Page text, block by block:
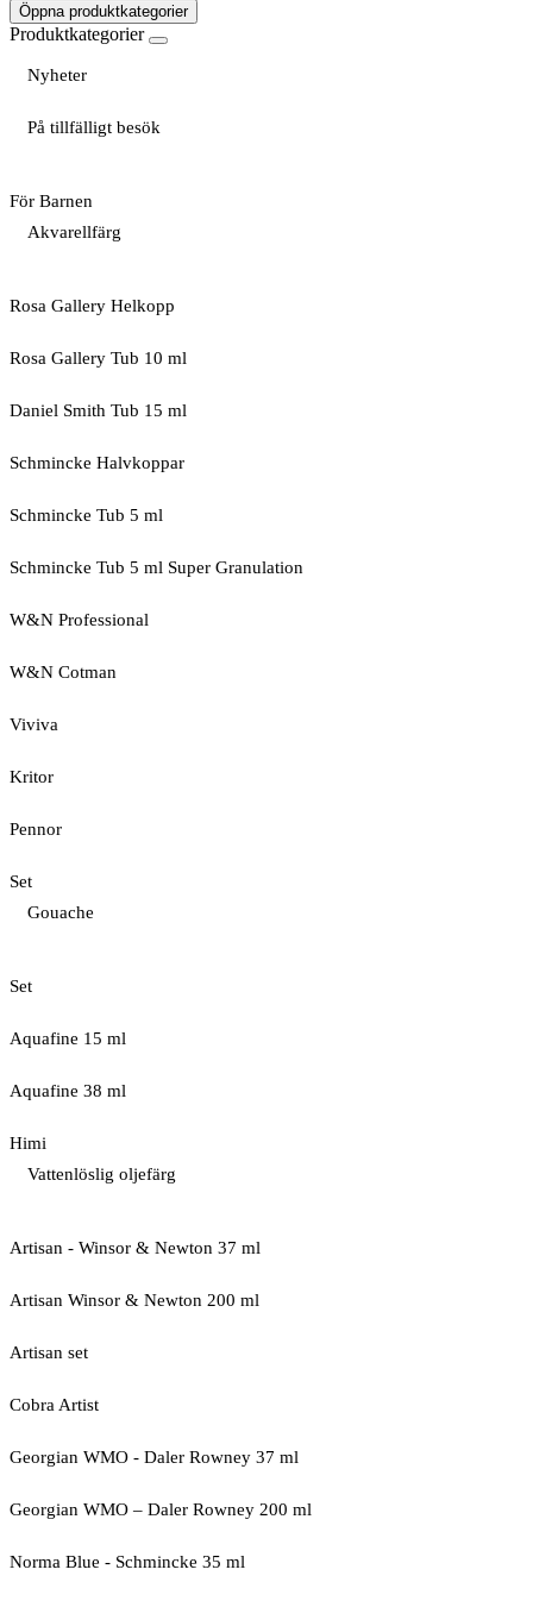
Öppna produktkategorier
Produktkategorier
Nyheter
På tillfälligt besök
För Barnen
Akvarellfärg
Rosa Gallery Helkopp
Rosa Gallery Tub 10 ml
Daniel Smith Tub 15 ml
Schmincke Halvkoppar
Schmincke Tub 5 ml
Schmincke Tub 5 ml Super Granulation
W&N Professional
W&N Cotman
Viviva
Kritor
Pennor
Set
Gouache
Set
Aquafine 15 ml
Aquafine 38 ml
Himi
Vattenlöslig oljefärg
Artisan - Winsor & Newton 37 ml
Artisan Winsor & Newton 200 ml
Artisan set
Cobra Artist
Georgian WMO - Daler Rowney 37 ml
Georgian WMO – Daler Rowney 200 ml
Norma Blue - Schmincke 35 ml